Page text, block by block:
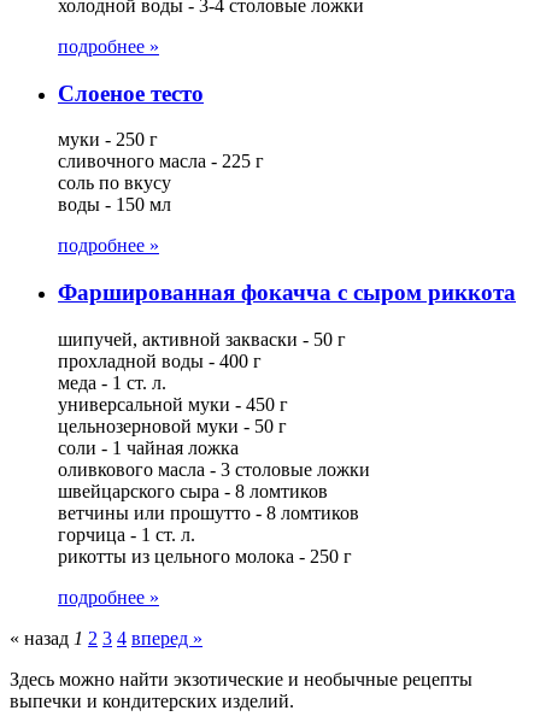
холодной воды - 3-4 столовые ложки
подробнее »
Слоеное тесто
муки - 250 г
сливочного масла - 225 г
соль по вкусу
воды - 150 мл
подробнее »
Фаршированная фокачча с сыром риккота
шипучей, активной закваски - 50 г
прохладной воды - 400 г
меда - 1 ст. л.
универсальной муки - 450 г
цельнозерновой муки - 50 г
соли - 1 чайная ложка
оливкового масла - 3 столовые ложки
швейцарского сыра - 8 ломтиков
ветчины или прошутто - 8 ломтиков
горчица - 1 ст. л.
рикотты из цельного молока - 250 г
подробнее »
« назад 1 2 3 4 вперед »
Здесь можно найти экзотические и необычные рецепты
выпечки и кондитерских изделий.